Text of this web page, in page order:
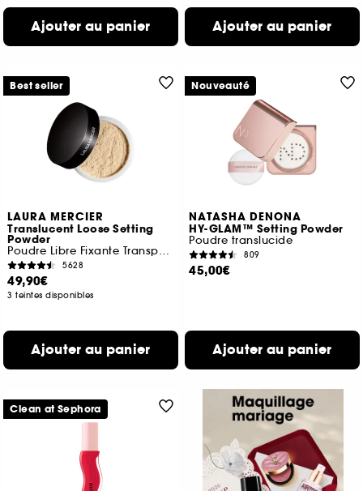
Ajouter au panier Ajouter au panier
LAURA MERCIER
Translucent Loose Setting
Powder
Poudre Libre Fixante Transparente
5628
49,90€
3 teintes disponibles
Ajouter au panier
Best seller
NATASHA DENONA
HY-GLAM™ Setting Powder
Poudre translucide
809
45,00€
Ajouter au panier
Nouveauté
Clean at Sephora